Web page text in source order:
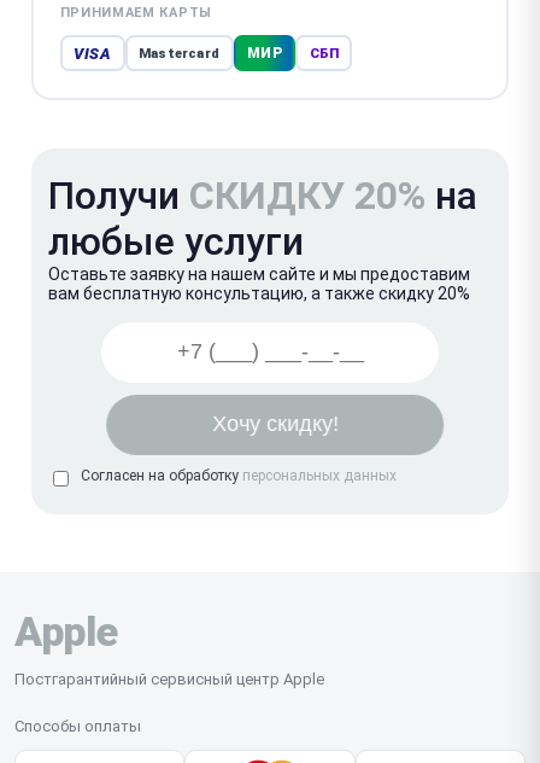
ПРИНИМАЕМ КАРТЫ
VISA Mastercard МИР СБП
Получи СКИДКУ 20% на
любые услуги
Оставьте заявку на нашем сайте и мы предоставим
вам бесплатную консультацию, а также скидку 20%
Согласен на обработку персональных данных
Apple
Постгарантийный сервисный центр Apple
Способы оплаты